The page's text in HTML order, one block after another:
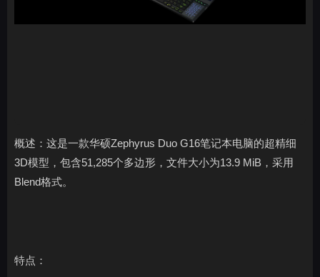
概述：这是一款华硕Zephyrus Duo G16笔记本电脑的超精细
3D模型，包含51,285个多边形，文件大小为13.9 MiB，采用
Blend格式。
特点：